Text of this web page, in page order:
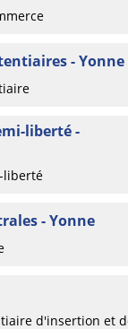
- Yonne
liberté -
liberté
- Yonne
d'insertion et